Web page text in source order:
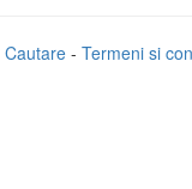
Cautare - Termeni si